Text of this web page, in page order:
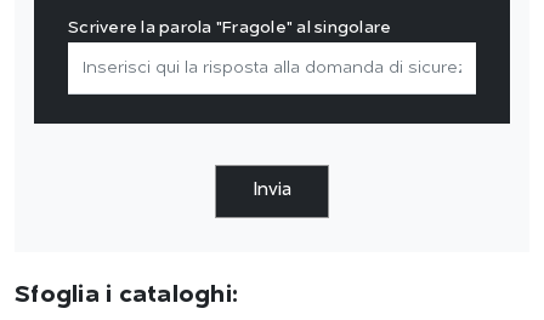
Scrivere la parola "Fragole" al singolare
Invia
Sfoglia i cataloghi: